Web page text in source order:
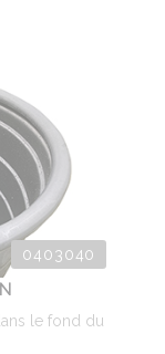
0403040
le fond du